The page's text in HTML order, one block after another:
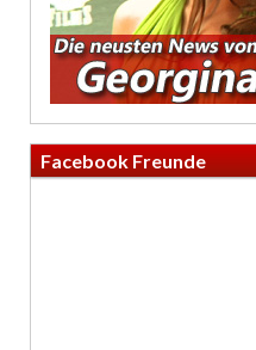
Facebook Freunde